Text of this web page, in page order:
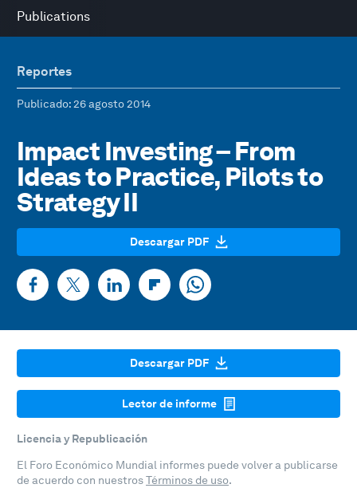
Publications
Reportes
Publicado: 26 agosto 2014
Impact Investing – From
Ideas to Practice, Pilots to
Strategy II
Descargar PDF
Descargar PDF
Lector de informe
Licencia y Republicación
El Foro Económico Mundial informes puede volver a publicarse
de acuerdo con nuestrosTérminos de uso.